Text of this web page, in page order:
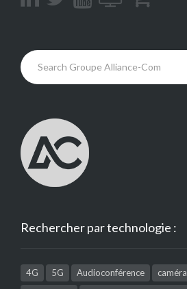
Rechercher par technologie :
4G 5G Audioconférence caméra